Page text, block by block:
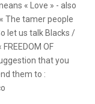
« Love » - also
The tamer people
let us talk Blacks /
OF
that you
them to :